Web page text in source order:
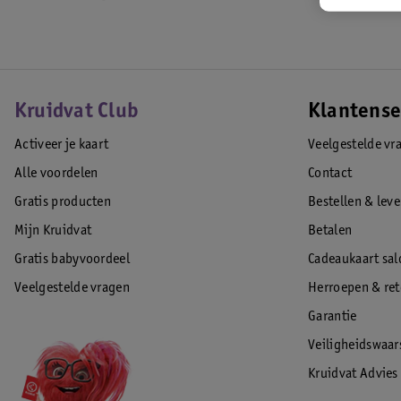
Kruidvat Club
Activeer je kaart
Alle voordelen
Gratis producten
Mijn Kruidvat
Gratis babyvoordeel
Veelgestelde vragen
Veelgestelde
Contact
Bestellen &
Betalen
Cadeaukaart
Herroepen &
Garantie
Kruidvat Advies